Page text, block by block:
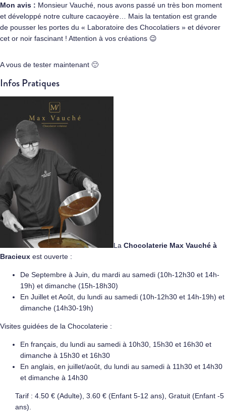
Mon avis : Monsieur Vauché, nous avons passé un très bon moment
et développé notre culture cacaoyère… Mais la tentation est grande
de pousser les portes du « Laboratoire des Chocolatiers » et dévorer
cet or noir fascinant ! Attention à vos créations 😉
A vous de tester maintenant 🙂
Infos Pratiques
La Chocolaterie Max Vauché à
Bracieux est ouverte :
De Septembre à Juin, du mardi au samedi (10h-12h30 et 14h-
19h) et dimanche (15h-18h30)
En Juillet et Août, du lundi au samedi (10h-12h30 et 14h-19h) et
dimanche (14h30-19h)
Visites guidées de la Chocolaterie :
En français, du lundi au samedi à 10h30, 15h30 et 16h30 et
dimanche à 15h30 et 16h30
En anglais, en juillet/août, du lundi au samedi à 11h30 et 14h30
et dimanche à 14h30
Tarif : 4.50 € (Adulte), 3.60 € (Enfant 5-12 ans), Gratuit (Enfant -5
ans).